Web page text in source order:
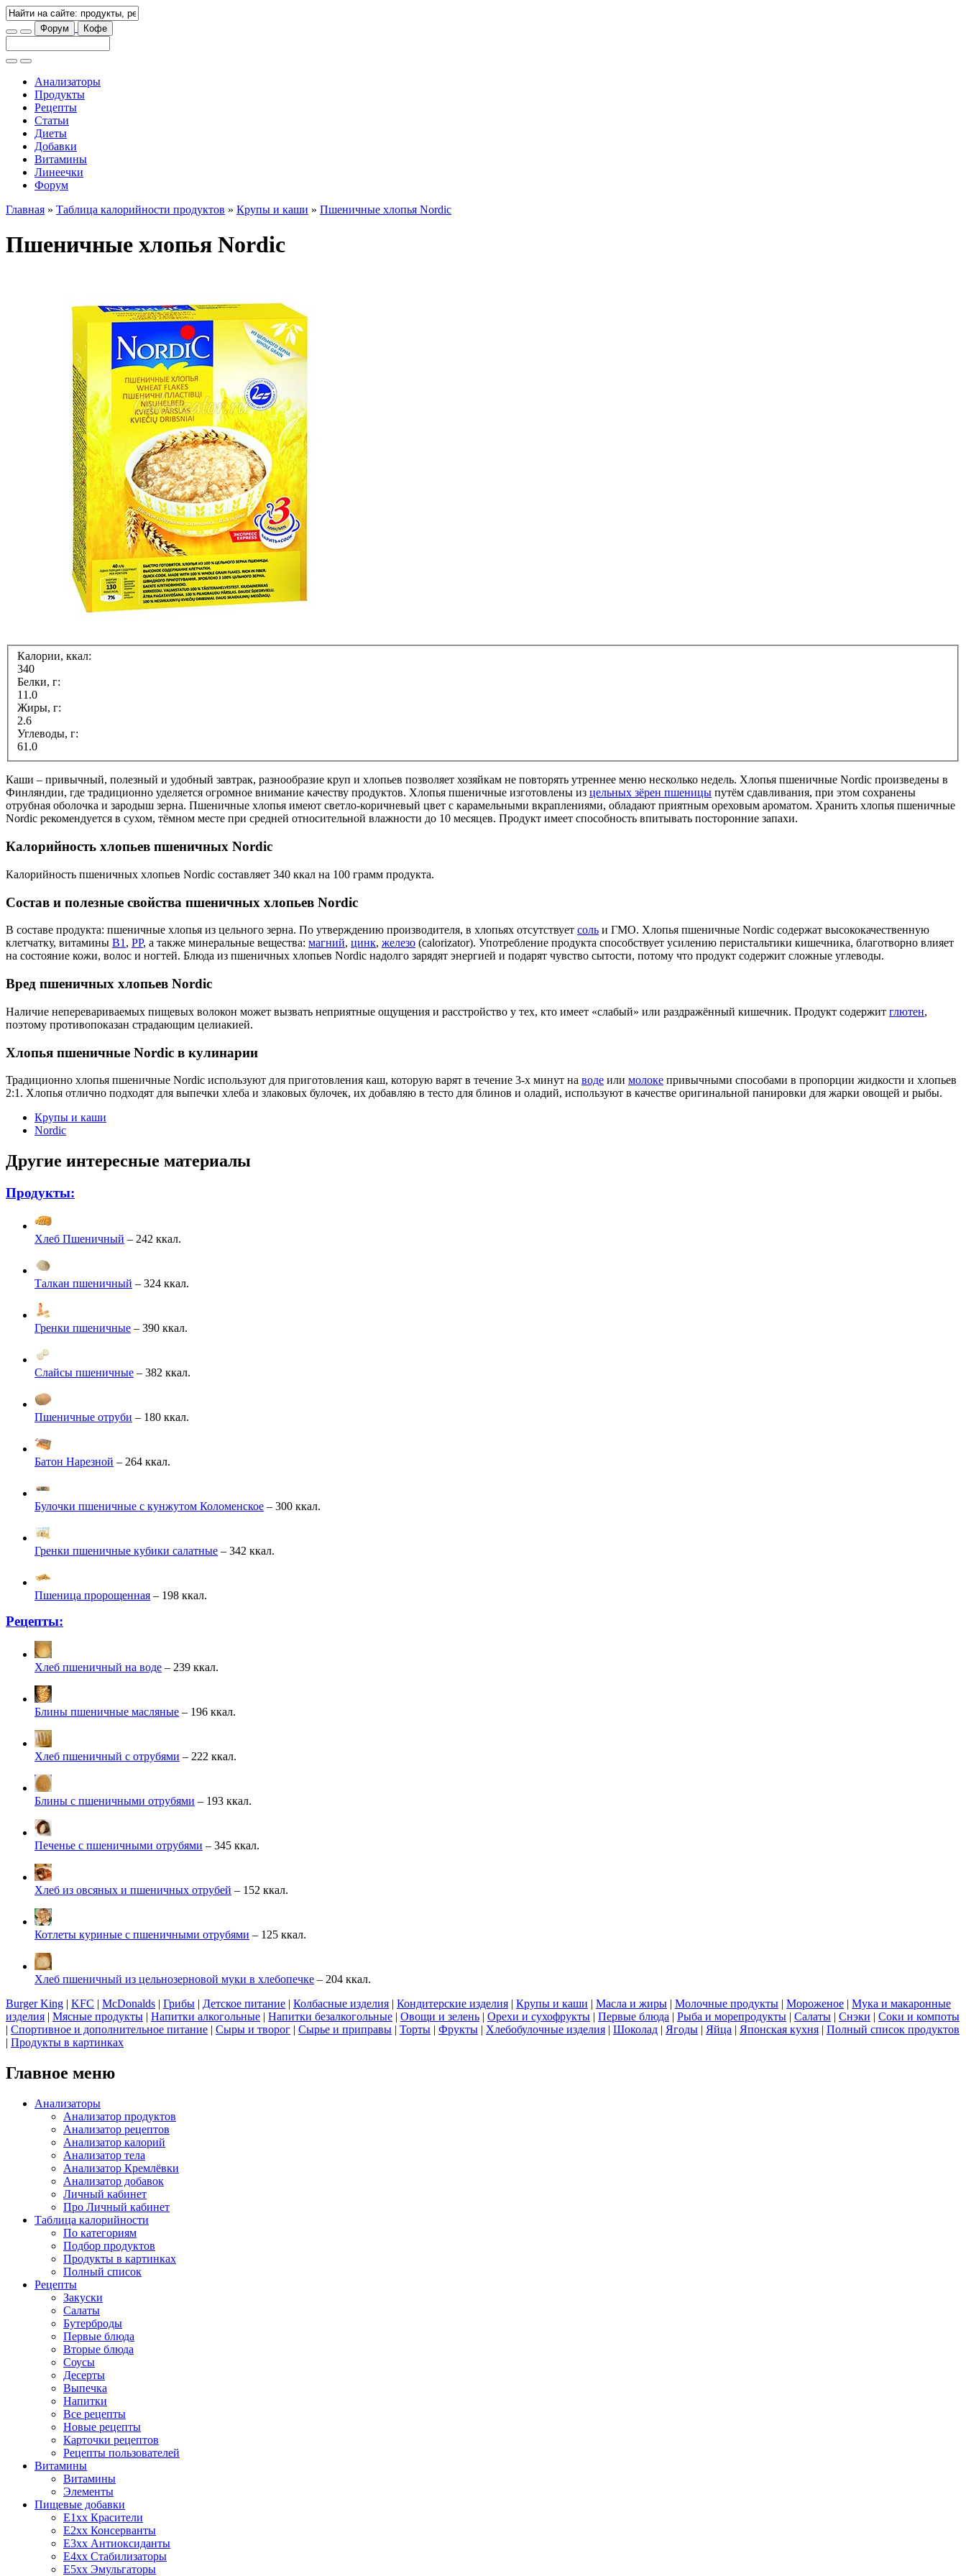
Форум Кофе
Анализаторы
Продукты
Рецепты
Статьи
Диеты
Добавки
Витамины
Линеечки
Форум
Главная » Таблица калорийности продуктов » Крупы и каши » Пшеничные хлопья Nordic
Пшеничные хлопья Nordic
Калории, ккал:
340
Белки, г:
11.0
Жиры, г:
2.6
Углеводы, г:
61.0
Каши – привычный, полезный и удобный завтрак, разнообразие круп и хлопьев позволяет хозяйкам не повторять утреннее меню несколько недель. Хлопья пшеничные Nordic произведены в
Финляндии, где традиционно уделяется огромное внимание качеству продуктов. Хлопья пшеничные изготовлены из цельных зёрен пшеницы путём сдавливания, при этом сохранены
отрубная оболочка и зародыш зерна. Пшеничные хлопья имеют светло-коричневый цвет с карамельными вкраплениями, обладают приятным ореховым ароматом. Хранить хлопья пшеничные
Nordic рекомендуется в сухом, тёмном месте при средней относительной влажности до 10 месяцев. Продукт имеет способность впитывать посторонние запахи.
Калорийность хлопьев пшеничных Nordic
Калорийность пшеничных хлопьев Nordic составляет 340 ккал на 100 грамм продукта.
Состав и полезные свойства пшеничных хлопьев Nordic
В составе продукта: пшеничные хлопья из цельного зерна. По утверждению производителя, в хлопьях отсутствует соль и ГМО. Хлопья пшеничные Nordic содержат высококачественную
клетчатку, витамины В1 , РР, а также минеральные вещества: магний, цинк, железо (calorizator). Употребление продукта способствует усилению перистальтики кишечника, благотворно влияет
на состояние кожи, волос и ногтей. Блюда из пшеничных хлопьев Nordic надолго зарядят энергией и подарят чувство сытости, потому что продукт содержит сложные углеводы.
Вред пшеничных хлопьев Nordic
Наличие неперевариваемых пищевых волокон может вызвать неприятные ощущения и расстройство у тех, кто имеет «слабый» или раздражённый кишечник. Продукт содержит глютен,
поэтому противопоказан страдающим целиакией.
Хлопья пшеничные Nordic в кулинарии
Традиционно хлопья пшеничные Nordic используют для приготовления каш, которую варят в течение 3-х минут на воде или молоке привычными способами в пропорции жидкости и хлопьев
2:1. Хлопья отлично подходят для выпечки хлеба и злаковых булочек, их добавляю в тесто для блинов и оладий, используют в качестве оригинальной панировки для жарки овощей и рыбы.
Крупы и каши
Nordic
Другие интересные материалы
Продукты:
Хлеб Пшеничный – 242 ккал.
Талкан пшеничный – 324 ккал.
Гренки пшеничные – 390 ккал.
Слайсы пшеничные – 382 ккал.
Пшеничные отруби – 180 ккал.
Батон Нарезной – 264 ккал.
Булочки пшеничные с кунжутом Коломенское – 300 ккал.
Гренки пшеничные кубики салатные – 342 ккал.
Пшеница пророщенная – 198 ккал.
Рецепты:
Хлеб пшеничный на воде – 239 ккал.
Блины пшеничные масляные – 196 ккал.
Хлеб пшеничный с отрубями – 222 ккал.
Блины с пшеничными отрубями – 193 ккал.
Печенье с пшеничными отрубями – 345 ккал.
Хлеб из овсяных и пшеничных отрубей – 152 ккал.
Котлеты куриные с пшеничными отрубями – 125 ккал.
Хлеб пшеничный из цельнозерновой муки в хлебопечке – 204 ккал.
Burger King | KFC | McDonalds | Грибы | Детское питание | Колбасные изделия | Кондитерские изделия | Крупы и каши | Масла и жиры | Молочные продукты | Мороженое | Мука и макаронные
изделия | Мясные продукты | Напитки алкогольные | Напитки безалкогольные | Овощи и зелень | Орехи и сухофрукты | Первые блюда | Рыба и морепродукты | Салаты | Снэки | Соки и компоты
| Спортивное и дополнительное питание | Сыры и творог | Сырье и приправы | Торты | Фрукты | Хлебобулочные изделия | Шоколад | Ягоды | Яйца | Японская кухня | Полный список продуктов
| Продукты в картинках
Главное меню
Анализаторы
Анализатор продуктов
Анализатор рецептов
Анализатор калорий
Анализатор тела
Анализатор Кремлёвки
Анализатор добавок
Личный кабинет
Про Личный кабинет
Таблица калорийности
По категориям
Подбор продуктов
Продукты в картинках
Полный список
Рецепты
Закуски
Салаты
Бутерброды
Первые блюда
Вторые блюда
Соусы
Десерты
Выпечка
Напитки
Все рецепты
Новые рецепты
Карточки рецептов
Рецепты пользователей
Витамины
Витамины
Элементы
Пищевые добавки
E1xx Красители
E2xx Консерванты
E3xx Антиоксиданты
E4xx Стабилизаторы
E5xx Эмульгаторы